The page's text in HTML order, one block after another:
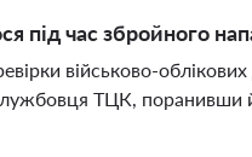
під час збройного
військово-
ТЦК, поранивши